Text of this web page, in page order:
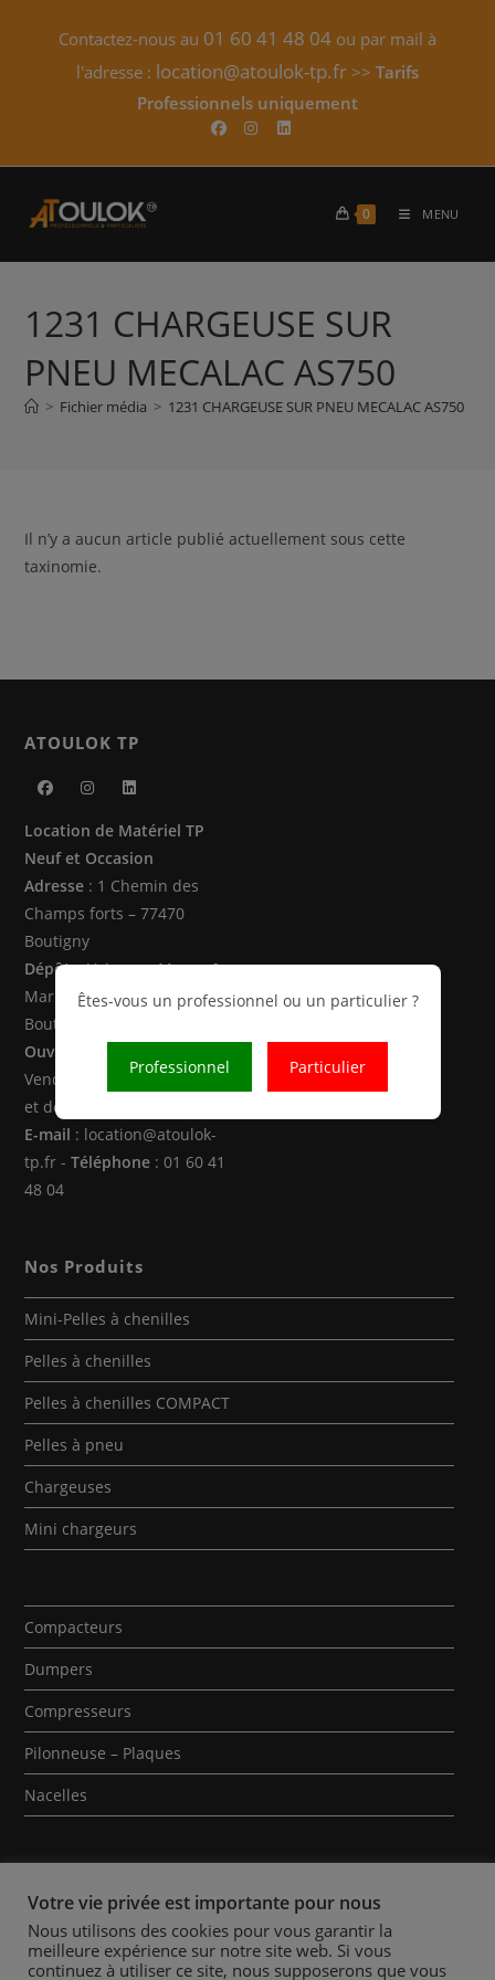
Contactez-nous au 01 60 41 48 04 ou par mail à
l'adresse : location@atoulok-tp.fr >> Tarifs
Professionnels uniquement​
0 MENU
1231 CHARGEUSE SUR
PNEU MECALAC AS750
> Fichier média > 1231 CHARGEUSE SUR PNEU MECALAC AS750
Il n’y a aucun article publié actuellement sous cette
taxinomie.
ATOULOK TP
dans
un
nouvel
onglet
dans
un
nouvel
onglet
dans
un
nouvel
onglet
Location de Matériel TP
Neuf et Occasion
Adresse : 1 Chemin des
Champs forts – 77470
Boutigny
Dépôts: Vaire sur Marne &
Marne la Vallée (77470 -
Boutigny)
Ouverture
Vendredi de 8h00 à 12h30
et de 14h00 à 18h00
E-mail : location@atoulok-
tp.fr -Téléphone : 01 60 41
48 04
Nos Produits
Mini-Pelles à chenilles
Pelles à chenilles
Pelles à chenilles COMPACT
Pelles à pneu
Chargeuses
Mini chargeurs
Compacteurs
Dumpers
Compresseurs
Pilonneuse – Plaques
Nacelles
Qui sommes-nous ? Contact Mentions Légales
Votre vie privée est importante pour nous
Nous utilisons des cookies pour vous garantir la
meilleure expérience sur notre site web. Si vous
continuez à utiliser ce site, nous supposerons que vous
Êtes-vous un professionnel ou un particulier ?
Professionnel Particulier